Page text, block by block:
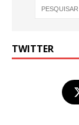
TWITTER